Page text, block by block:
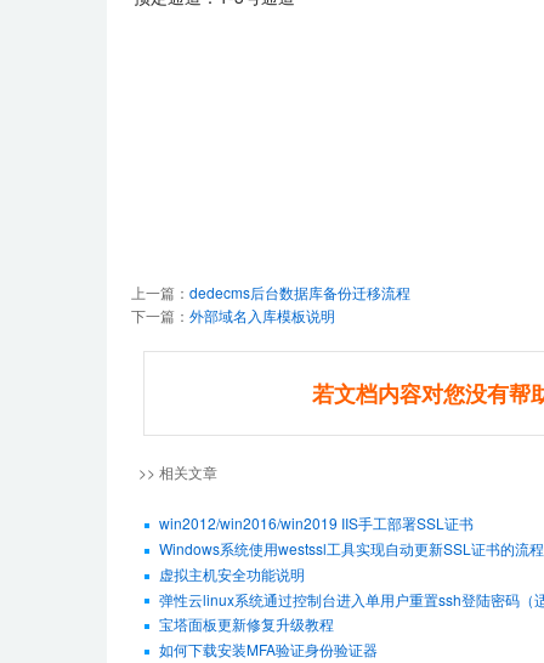
上一篇： dedecms后台数据库备份迁移流程
下一篇： 外部域名入库模板说明
若文档内容对您没有帮
>> 相关文章
win2012/win2016/win2019 IIS手工部署SSL证书
Windows系统使用westssl工具实现自动更新SSL证书的流程
虚拟主机安全功能说明
弹性云linux系统通过控制台进入单用户重置ssh登陆密码（
宝塔面板更新修复升级教程
如何下载安装MFA验证身份验证器